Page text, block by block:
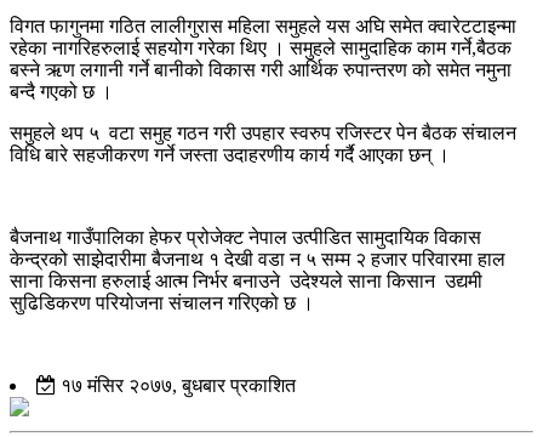
विगत फागुनमा गठित लालीगुरास महिला समुहले यस अघि समेत क्वारेटटाइन्मा
रहेका नागरिहरुलाई सहयोग गरेका थिए । समुहले सामुदाहिक काम गर्ने,बैठक
बस्ने ऋण लगानी गर्ने बानीको विकास गरी आर्थिक रुपान्तरण को समेत नमुना
बन्दै गएको छ ।
समुहले थप ५ वटा समुह गठन गरी उपहार स्वरुप रजिस्टर पेन बैठक संचालन
विधि बारे सहजीकरण गर्ने जस्ता उदाहरणीय कार्य गर्दै आएका छन् ।
बैजनाथ गाउँपालिका हेफर प्रोजेक्ट नेपाल उत्पीडित सामुदायिक विकास
केन्द्रको साझेदारीमा बैजनाथ १ देखी वडा न ५ सम्म २ हजार परिवारमा हाल
साना किसना हरुलाई आत्म निर्भर बनाउने उदेश्यले साना किसान उद्यमी
सुढिडिकरण परियोजना संचालन गरिएको छ ।
१७ मंसिर २०७७, बुधबार प्रकाशित